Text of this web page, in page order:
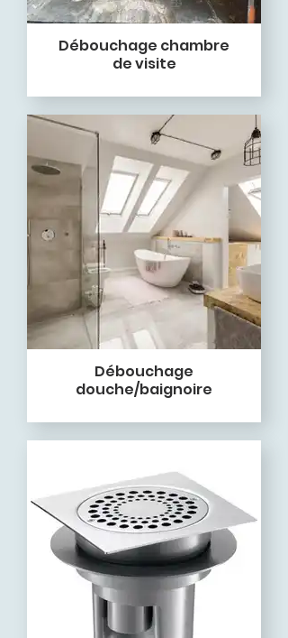
Débouchage chambre
de visite
Débouchage
douche/baignoire